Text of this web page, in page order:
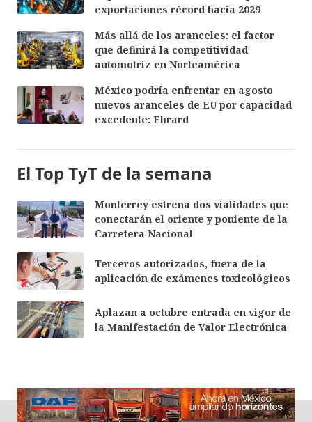
exportaciones récord hacia 2029
Más allá de los aranceles: el factor
que definirá la competitividad
automotriz en Norteamérica
México podría enfrentar en agosto
nuevos aranceles de EU por capacidad
excedente: Ebrard
El Top TyT de la semana
Monterrey estrena dos vialidades que
conectarán el oriente y poniente de la
Carretera Nacional
Terceros autorizados, fuera de la
aplicación de exámenes toxicológicos
Aplazan a octubre entrada en vigor de
la Manifestación de Valor Electrónica